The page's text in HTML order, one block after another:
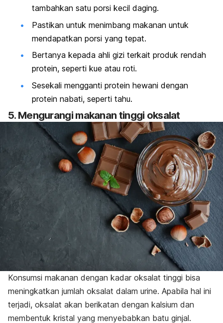
tambahkan satu porsi kecil daging.
Pastikan untuk menimbang makanan untuk
mendapatkan porsi yang tepat.
Bertanya kepada ahli gizi terkait produk rendah
protein, seperti kue atau roti.
Sesekali mengganti protein hewani dengan
protein nabati, seperti tahu.
5. Mengurangi makanan tinggi oksalat
Konsumsi makanan dengan kadar oksalat tinggi bisa
meningkatkan jumlah oksalat dalam urine. Apabila hal ini
terjadi, oksalat akan berikatan dengan kalsium dan
membentuk kristal yang menyebabkan batu ginjal.